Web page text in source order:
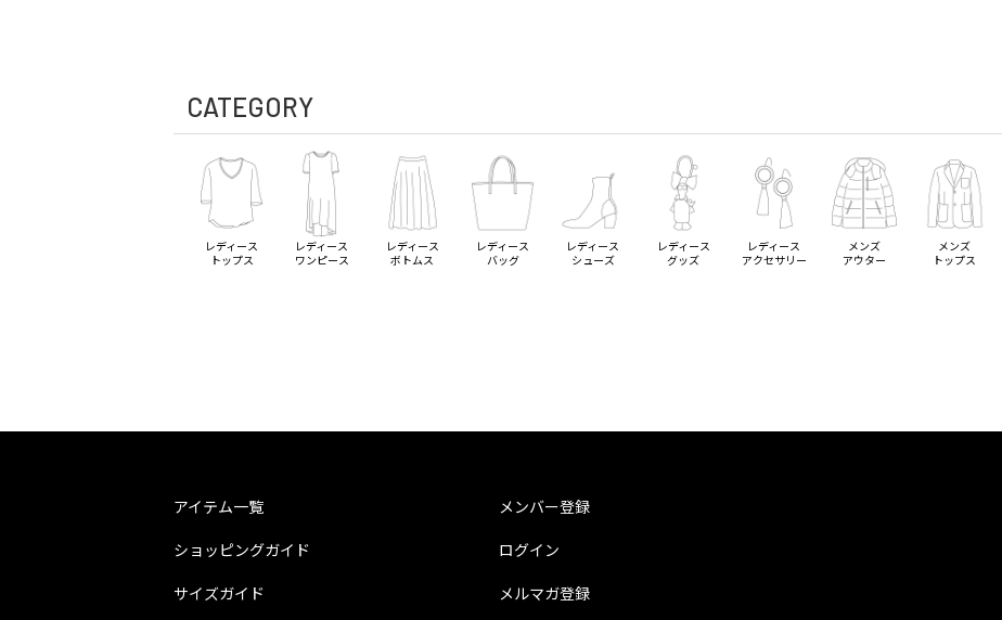
CATEGORY
レディース
トップス
レディース
ワンピース
レディース
ボトムス
レディース
バッグ
レディース
シューズ
レディース
グッズ
レディース
アクセサリー
メンズ
アウター
メンズ
トップス
アイテム一覧
ショッピングガイド
サイズガイド
メンバー登録
ログイン
メルマガ登録